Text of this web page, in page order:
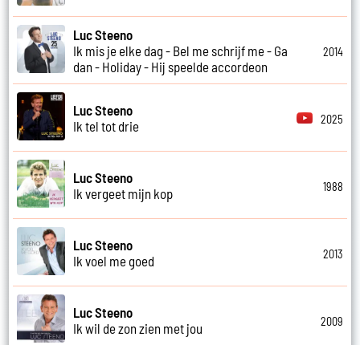
Luc Steeno
Ik mis je elke dag - Bel me schrijf me - Ga
dan - Holiday - Hij speelde accordeon
2014
Luc Steeno
Ik tel tot drie
2025
Luc Steeno
Ik vergeet mijn kop
1988
Luc Steeno
Ik voel me goed
2013
Luc Steeno
Ik wil de zon zien met jou
2009